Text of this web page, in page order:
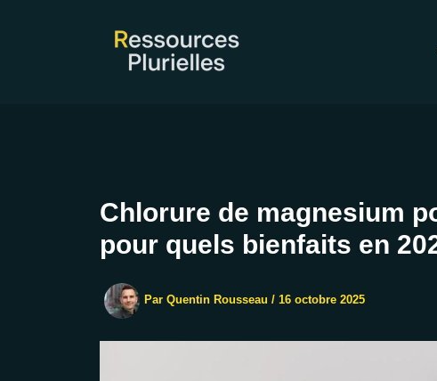
Chlorure de magnesium
pour quels bienfaits en
Par Quentin Rousseau / 16 octobre 2025